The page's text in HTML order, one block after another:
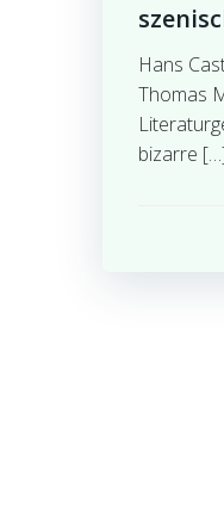
Hans
Thomas
bizarre